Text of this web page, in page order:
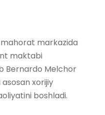
markazida
maktabi
Bernardo Melchor
xorijiy
boshladi.